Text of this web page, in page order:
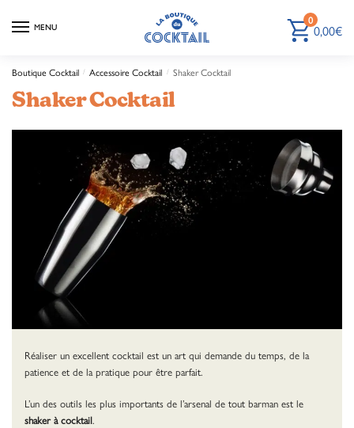
MENU 0
0,00€
Boutique Cocktail / Accessoire Cocktail / Shaker Cocktail
Shaker Cocktail
Réaliser un excellent cocktail est un art qui demande du temps, de la
patience et de la pratique pour être parfait.
L’un des outils les plus importants de l’arsenal de tout barman est le
shaker à cocktail.